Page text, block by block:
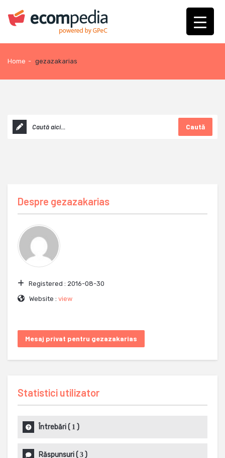
Home - gezazakarias
Caută
Despre gezazakarias
Registered : 2016-08-30
Website : view
Mesaj privat pentru gezazakarias
Statistici utilizator
Întrebări( 1 )
Răspunsuri( 3 )